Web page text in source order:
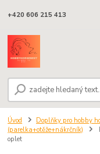
+420 606 215 413
Úvod Doplňky pro hobby
(parelka+otěže+nákrčník)
oplet